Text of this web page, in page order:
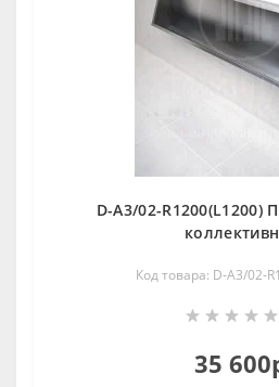
D-A3/02-R1200(L1200)
Код товара: D-A3/02-
35